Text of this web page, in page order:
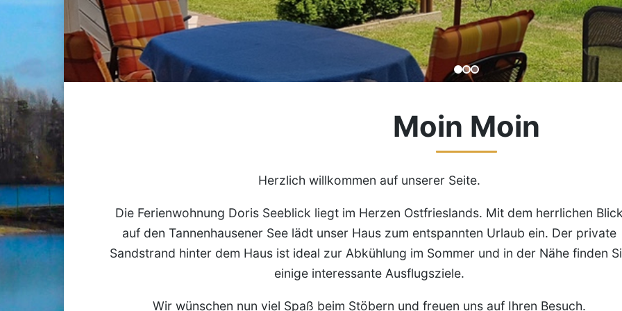
Moin Moin
Herzlich willkommen auf unserer Seite.
Die Ferienwohnung Doris Seeblick liegt im Herzen Ostfrieslands. Mit dem herrlichen
auf den Tannenhausener See lädt unser Haus zum entspannten Urlaub ein. Der private
Sandstrand hinter dem Haus ist ideal zur Abkühlung im Sommer und in der Nähe finden
einige interessante Ausflugsziele.
Wir wünschen nun viel Spaß beim Stöbern und freuen uns auf Ihren Besuch.